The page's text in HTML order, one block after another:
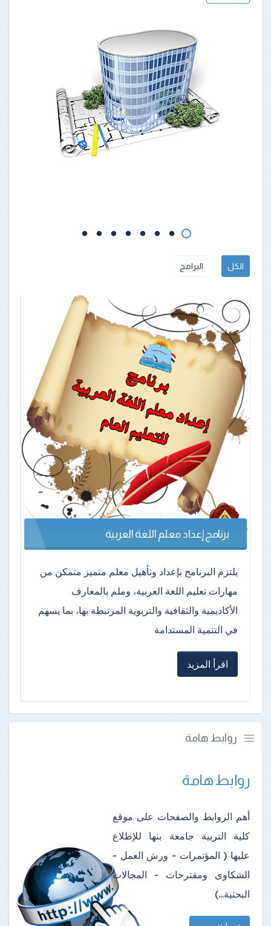
الكل البرامج
برنامج إعداد معلم اللغة العربية
يلتزم البرنامج بإعداد وتأهيل معلم متميز متمكن من
مهارات تعليم اللغة العربية، وملم بالمعارف
الأكاديمية والثقافية والتربوية المرتبطة بها، بما يسهم
في التنمية المستدامة
اقرأ المزيد
روابط هامة
روابط هامة
أهم الروابط والصفحات على موقع
كلية التربية جامعة بنها للإطلاع
عليها ( المؤتمرات - ورش العمل -
الشكاوى ومقترحات - المجالات
البحثية...)